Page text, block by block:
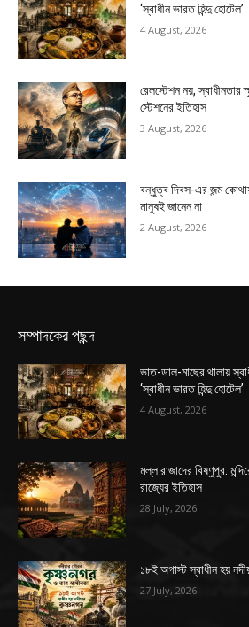
‘স্বাধীন ভারত হিন্দু হোটেল’
4 August, 2026
রেলস্টেশন নয়, স্বাধীনতার
স্টেশনের ইতিহাস
3 August, 2026
বন্ধুত্ব দিবস-এর জন্ম
মানুষই জানেন না
2 August, 2026
সম্পাদকের পছন্দ
ভাত-ডাল-মাছের থালায়
‘স্বাধীন ভারত হিন্দু হোটেল’
4 August, 2026
মল্ল রাজাদের বিষ্ণুপুর:
রাজ্যের ইতিহাস
28 July, 2026
১৮ই অগাস্ট স্বাধীন হয়
27 July, 2026